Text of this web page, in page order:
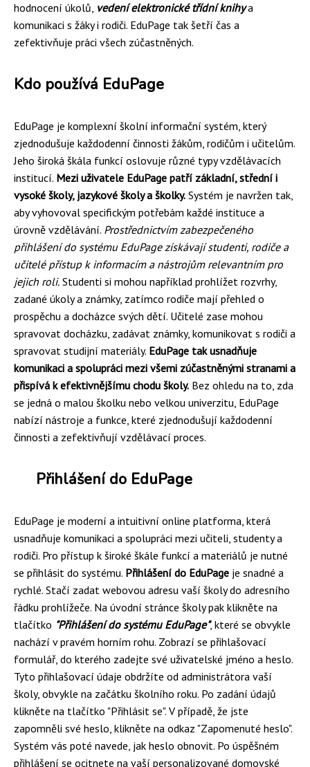
hodnocení úkolů, vedení elektronické třídní knihya
komunikaci s žáky i rodiči. EduPage tak šetří čas a
zefektivňuje práci všech zúčastněných.
Kdo používá EduPage
EduPage je komplexní školní informační systém, který
zjednodušuje každodenní činnosti žákům, rodičům i učitelům.
Jeho široká škála funkcí oslovuje různé typy vzdělávacích
institucí. Mezi uživatele EduPage patří základní, střední i
vysoké školy, jazykové školy a školky. Systém je navržen tak,
aby vyhovoval specifickým potřebám každé instituce a
úrovně vzdělávání. Prostřednictvím zabezpečeného
přihlášení do systému EduPage získávají studenti, rodiče a
učitelé přístup k informacím a nástrojům relevantním pro
jejich roli. Studenti si mohou například prohlížet rozvrhy,
zadané úkoly a známky, zatímco rodiče mají přehled o
prospěchu a docházce svých dětí. Učitelé zase mohou
spravovat docházku, zadávat známky, komunikovat s rodiči a
spravovat studijní materiály. EduPage tak usnadňuje
komunikaci a spolupráci mezi všemi zúčastněnými stranami a
přispívá k efektivnějšímu chodu školy. Bez ohledu na to, zda
se jedná o malou školku nebo velkou univerzitu, EduPage
nabízí nástroje a funkce, které zjednodušují každodenní
činnosti a zefektivňují vzdělávací proces.
Přihlášení do EduPage
EduPage je moderní a intuitivní online platforma, která
usnadňuje komunikaci a spolupráci mezi učiteli, studenty a
rodiči. Pro přístup k široké škále funkcí a materiálů je nutné
se přihlásit do systému. Přihlášení do EduPage je snadné a
rychlé. Stačí zadat webovou adresu vaší školy do adresního
řádku prohlížeče. Na úvodní stránce školy pak klikněte na
tlačítko "Přihlášení do systému EduPage", které se obvykle
nachází v pravém horním rohu. Zobrazí se přihlašovací
formulář, do kterého zadejte své uživatelské jméno a heslo.
Tyto přihlašovací údaje obdržíte od administrátora vaší
školy, obvykle na začátku školního roku. Po zadání údajů
klikněte na tlačítko "Přihlásit se". V případě, že jste
zapomněli své heslo, klikněte na odkaz "Zapomenuté heslo".
Systém vás poté navede, jak heslo obnovit. Po úspěšném
přihlášení se ocitnete na vaší personalizované domovské